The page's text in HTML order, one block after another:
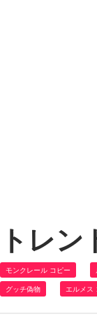
トレ
モンクレール コピー
グッチ偽物 エルメス